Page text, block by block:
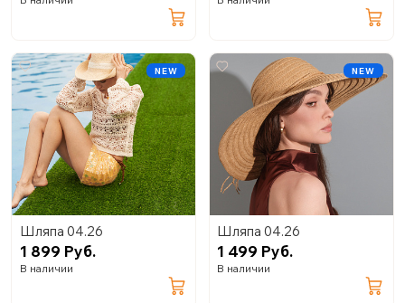
NEW
Шляпа 04.26
1 899 Руб.
В наличии
NEW
Шляпа 04.26
1 499 Руб.
В наличии